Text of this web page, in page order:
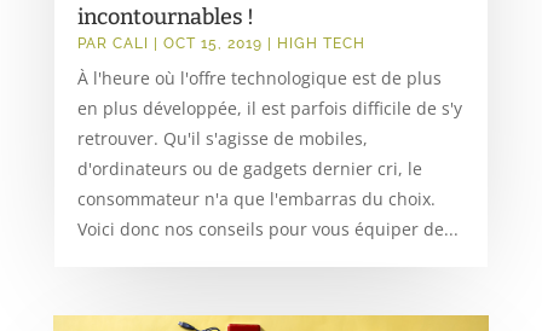
incontournables !
PAR CALI | OCT 15, 2019 | HIGH TECH
À l'heure où l'offre technologique est de plus
en plus développée, il est parfois difficile de s'y
retrouver. Qu'il s'agisse de mobiles,
d'ordinateurs ou de gadgets dernier cri, le
consommateur n'a que l'embarras du choix.
Voici donc nos conseils pour vous équiper de...